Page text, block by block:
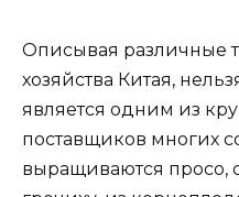
Описывая различные
хозяйства Китая,
является одним из
поставщиков многих
выращиваются просо,